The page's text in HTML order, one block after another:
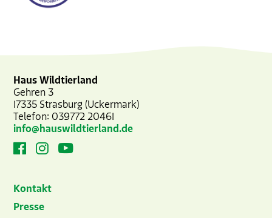
Haus Wildtierland
Gehren 3
17335 Strasburg (Uckermark)
Telefon: 039772 20461
info@hauswildtierland.de
Kontakt
Presse